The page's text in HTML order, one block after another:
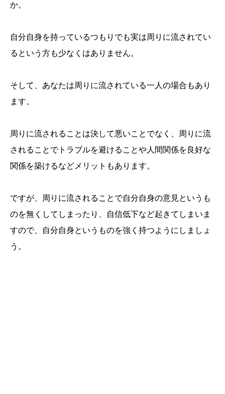
か。
自分自身を持っているつもりでも実は周りに流されてい
るという方も少なくはありません。
そして、あなたは周りに流されている一人の場合もあり
ます。
周りに流されることは決して悪いことでなく、周りに流
されることでトラブルを避けることや人間関係を良好な
関係を築けるなどメリットもあります。
ですが、周りに流されることで自分自身の意見というも
のを無くしてしまったり、自信低下など起きてしまいま
すので、自分自身というものを強く持つようにしましょ
う。